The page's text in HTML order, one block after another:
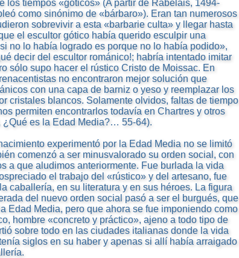
los tiempos «góticos» (A partir de Rabelais, 1494-
como sinónimo de «bárbaro»). Eran tan numerosos
sobrevivir a esta «barbarie culta» y llegar hasta
el escultor gótico había querido esculpir una
no lo había logrado es porque no lo había podido»,
decir del escultor románico!; habría intentado imitar
sólo supo hacer el rústico Cristo de Moissac. En
no encontraron mejor solución que
con una capa de barniz o yeso y reemplazar los
cristales blancos. Solamente olvidos, faltas de tiempo
permiten encontrarlos todavía en Chartres y otros
¿Qué es la Edad Media?… 55-64).
experimentó por la Edad Media no se limitó
comenzó a ser minusvalorado su orden social, con
a que aludimos anteriormente. Fue burlada la vida
el trabajo del «rústico» y del artesano, fue
caballería, en su literatura y en sus héroes. La figura
del nuevo orden social pasó a ser el burgués, que
Edad Media, pero que ahora se fue imponiendo como
hombre «concreto y práctico», ajeno a todo tipo de
sobre todo en las ciudades italianas donde la vida
siglos en su haber y apenas si allí había arraigado